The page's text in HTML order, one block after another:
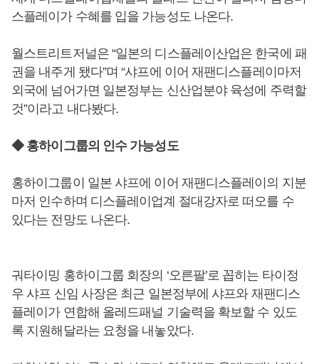
스플레이가 수혜를 입을 가능성도 나온다.
월스트리트저널은 “일본의 디스플레이산업은 한국에 패
권을 내주게 됐다”며 “샤프에 이어 재팬디스플레이마저
외국에 넘어가면 일본정부는 신산업분야 육성에 주력할
것”이라고 내다봤다.
◆ 홍하이그룹의 인수 가능성도
홍하이그룹이 일본 샤프에 이어 재팬디스플레이의 지분
마저 인수하며 디스플레이업계 절대강자로 떠오를 수
있다는 전망도 나온다.
궈타이밍 홍하이그룹 회장의 ‘오른팔’로 꼽히는 타이정
우 샤프 신임 사장은 최근 일본정부에 샤프와 재팬디스
플레이가 연합해 올레드패널 기술력을 확보할 수 있도
록 지원해달라는 요청을 내놓았다.